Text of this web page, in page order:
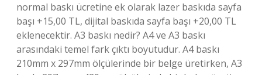
normal baskı ücretine ek olarak lazer baskıda sayfa
başı +15,00 TL, dijital baskıda sayfa başı +20,00 TL
eklenecektir. A3 baskı nedir? A4 ve A3 baskı
arasındaki temel fark çıktı boyutudur. A4 baskı
210mm x 297mm ölçülerinde bir belge üretirken, A3